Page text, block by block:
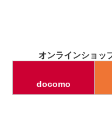
オンラインショッ
docomo